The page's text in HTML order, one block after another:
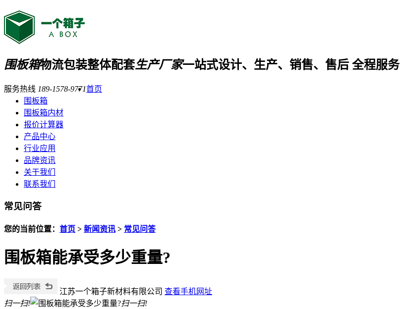
围板箱物流包装整体配套生产厂家一站式设计、生产、销售、售后 全程服务
服务热线 189-1578-9771首页
围板箱
围板箱内材
报价计算器
产品中心
行业应用
品牌资讯
关于我们
联系我们
常见问答
您的当前位置： 首页 > 新闻资讯 > 常见问答
围板箱能承受多少重量?
江苏一个箱子新材料有限公司 查看手机网址
扫一扫!
扫一扫!